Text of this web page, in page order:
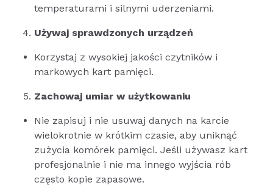
temperaturami i silnymi uderzeniami.
Używaj sprawdzonych urządzeń
Korzystaj z wysokiej jakości czytników i
markowych kart pamięci.
Zachowaj umiar w użytkowaniu
Nie zapisuj i nie usuwaj danych na karcie
wielokrotnie w krótkim czasie, aby uniknąć
zużycia komórek pamięci. Jeśli używasz kart
profesjonalnie i nie ma innego wyjścia rób
często kopie zapasowe.